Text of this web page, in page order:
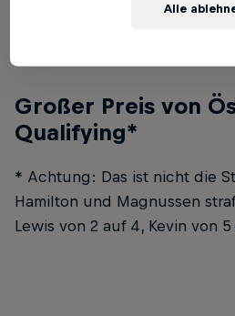
Großer Preis von
Qualifying*
* Achtung: Das ist nicht die
Hamilton und Magnussen
Lewis von 2 auf 4, Kevin von 5
Alle